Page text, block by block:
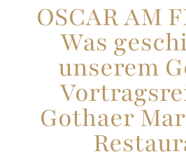
OSCAR AM
Was
unserem
Gothaer